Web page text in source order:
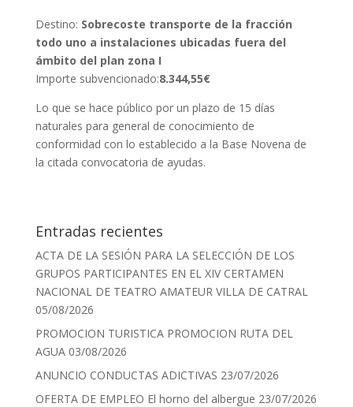
Destino: Sobrecoste transporte de la fracción
todo uno a instalaciones ubicadas fuera del
ámbito del plan zona I
Importe subvencionado:8.344,55€
Lo que se hace público por un plazo de 15 días
naturales para general de conocimiento de
conformidad con lo establecido a la Base Novena de
la citada convocatoria de ayudas.
Entradas recientes
ACTA DE LA SESIÓN PARA LA SELECCIÓN DE LOS
GRUPOS PARTICIPANTES EN EL XIV CERTAMEN
NACIONAL DE TEATRO AMATEUR VILLA DE CATRAL
05/08/2026
PROMOCION TURISTICA PROMOCION RUTA DEL
AGUA 03/08/2026
ANUNCIO CONDUCTAS ADICTIVAS 23/07/2026
OFERTA DE EMPLEO El horno del albergue 23/07/2026